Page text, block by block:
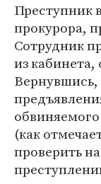
Преступник
прокурора,
Сотрудник
из
(как
проверить